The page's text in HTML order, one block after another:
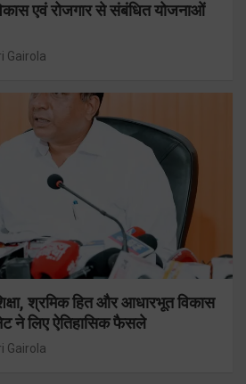
एवं रोजगार से संबंधित योजनाओं
Gairola
श्रमिक हित और आधारभूत विकास
ने लिए ऐतिहासिक फैसले
Gairola